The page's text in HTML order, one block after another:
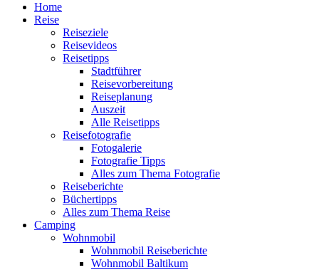
Home
Reise
Reiseziele
Reisevideos
Reisetipps
Stadtführer
Reisevorbereitung
Reiseplanung
Auszeit
Alle Reisetipps
Reisefotografie
Fotogalerie
Fotografie Tipps
Alles zum Thema Fotografie
Reiseberichte
Büchertipps
Alles zum Thema Reise
Camping
Wohnmobil
Wohnmobil Reiseberichte
Wohnmobil Baltikum